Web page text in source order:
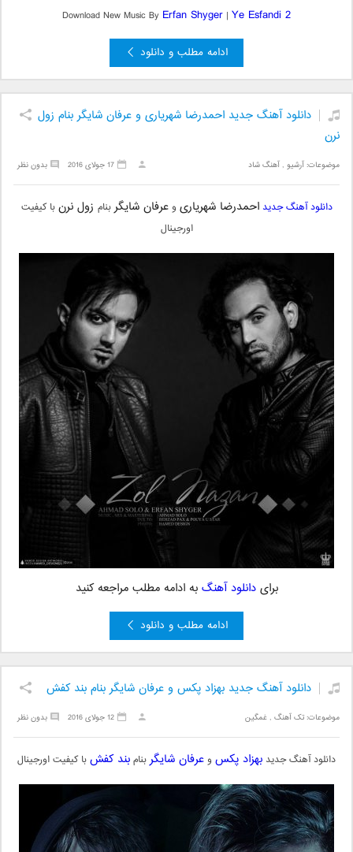
Download New Music By Erfan Shyger | Ye Esfandi 2
ادامه مطلب و دانلود
دانلود آهنگ جدید احمدرضا شهریاری و عرفان شایگر بنام زول
نرن
موضوعات:آرشیو ,آهنگ شاد بدون نظر 17 جولای 2016
دانلود آهنگ جدید احمدرضا شهریاری وعرفان شایگربنام زول نرنبا کیفیت
اورجینال
برایدانلود آهنگ به ادامه مطلب مراجعه کنید
ادامه مطلب و دانلود
دانلود آهنگ جدید بهزاد پکس و عرفان شایگر بنام بند کفش
موضوعات:تک آهنگ ,غمگین بدون نظر 12 جولای 2016
دانلود آهنگ جدید بهزاد پکس وعرفان شایگربنامبند کفشبا کیفیت اورجینال